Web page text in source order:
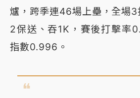
爐，跨季連46場上壘，全場3
2保送、吞1K，賽後打擊率
指數0.996。